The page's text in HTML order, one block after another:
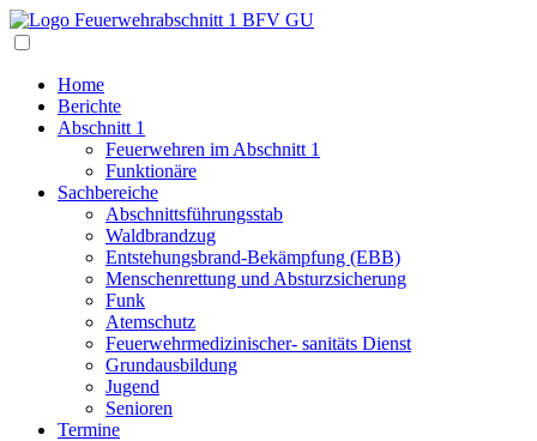
Home
Berichte
Abschnitt 1
Feuerwehren im Abschnitt 1
Funktionäre
Sachbereiche
Abschnittsführungsstab
Waldbrandzug
Entstehungsbrand-Bekämpfung (EBB)
Menschenrettung und Absturzsicherung
Funk
Atemschutz
Feuerwehrmedizinischer- sanitäts Dienst
Grundausbildung
Jugend
Senioren
Termine